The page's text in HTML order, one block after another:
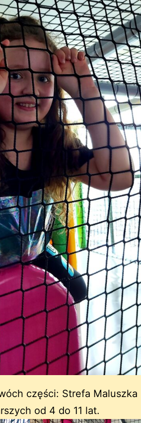
części: Strefa Maluszka
od 4 do 11 lat.